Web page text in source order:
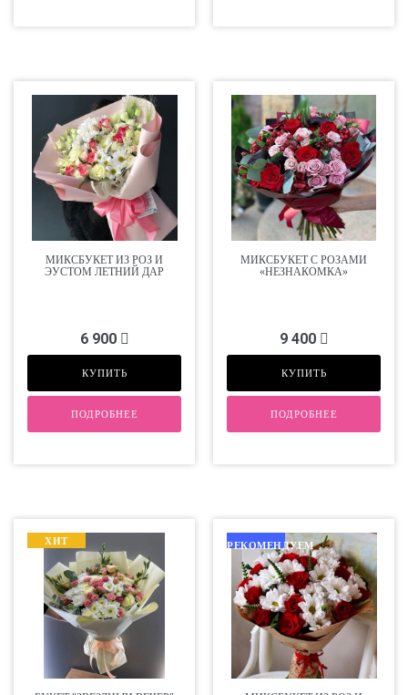
МИКСБУКЕТ ИЗ РОЗ И
ЭУСТОМ ЛЕТНИЙ ДАР
6 900
КУПИТЬ
ПОДРОБНЕЕ
МИКСБУКЕТ С РОЗАМИ
«НЕЗНАКОМКА»
9 400
КУПИТЬ
ПОДРОБНЕЕ
ХИТ РЕКОМЕНДУЕМ